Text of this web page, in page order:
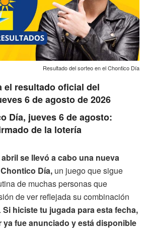
Resultado del sorteo en el Chontico Día
el resultado oficial del
6 de agosto de 2026
Día, jueves 6 de agosto:
de la lotería
se llevó a cabo una nueva
Día, un juego que sigue
de muchas personas que
de ver reflejada su combinación
Si hiciste tu jugada para esta fecha,
ya fue anunciado y está disponible